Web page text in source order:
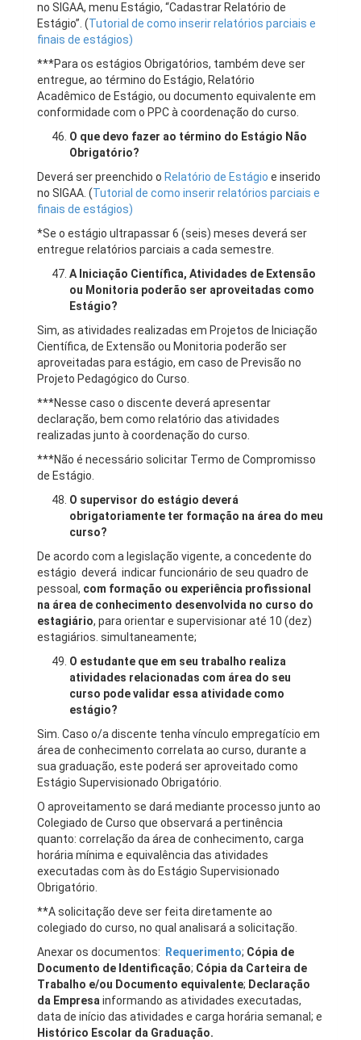
no SIGAA, menu Estágio, “Cadastrar Relatório de
Estágio”. (Tutorial de como inserir relatórios parciais e
finais de estágios)
***Para os estágios Obrigatórios, também deve ser
entregue, ao término do Estágio, Relatório
Acadêmico de Estágio, ou documento equivalente em
conformidade com o PPC à coordenação do curso.
O que devo fazer ao término do Estágio Não
Obrigatório?
Deverá ser preenchido o Relatório de Estágio e inserido
no SIGAA. (Tutorial de como inserir relatórios parciais e
finais de estágios)
*Se o estágio ultrapassar 6 (seis) meses deverá ser
entregue relatórios parciais a cada semestre.
A Iniciação Científica, Atividades de Extensão
ou Monitoria poderão ser aproveitadas como
Estágio?
Sim, as atividades realizadas em Projetos de Iniciação
Científica, de Extensão ou Monitoria poderão ser
aproveitadas para estágio, em caso de Previsão no
Projeto Pedagógico do Curso.
***Nesse caso o discente deverá apresentar
declaração, bem como relatório das atividades
realizadas junto à coordenação do curso.
***Não é necessário solicitar Termo de Compromisso
de Estágio.
O supervisor do estágio deverá
obrigatoriamente ter formação na área do meu
curso?
De acordo com a legislação vigente, a concedente do
estágio deverá indicar funcionário de seu quadro de
pessoal, com formação ou experiência profissional
na área de conhecimento desenvolvida no curso do
estagiário, para orientar e supervisionar até 10 (dez)
estagiários. simultaneamente;
O estudante que em seu trabalho realiza
atividades relacionadas com área do seu
curso pode validar essa atividade como
estágio?
Sim. Caso o/a discente tenha vínculo empregatício em
área de conhecimento correlata ao curso, durante a
sua graduação, este poderá ser aproveitado como
Estágio Supervisionado Obrigatório.
O aproveitamento se dará mediante processo junto ao
Colegiado de Curso que observará a pertinência
quanto: correlação da área de conhecimento, carga
horária mínima e equivalência das atividades
executadas com às do Estágio Supervisionado
Obrigatório.
**A solicitação deve ser feita diretamente ao
colegiado do curso, no qual analisará a solicitação.
Anexar os documentos:
Requerimento; Cópia de
Documento de Identificação; Cópia da Carteira de
Trabalho e/ou Documento equivalente; Declaração
da Empresa informando as atividades executadas,
data de início das atividades e carga horária semanal; e
Histórico Escolar da Graduação.